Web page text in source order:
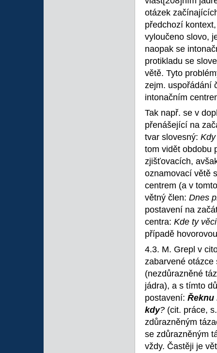
otázek
předchozí
vyloučeno slovo,
naopak se
protikladu se
větě. Tyto
zejm. uspořádání
intonačním
Tak např. se v
přenášející na
tvar slovesný:
tom vidět obdobu
zjišťovacích,
oznamovací větě
centrem (a v
větný člen: Dnes
postavení na
centra: Kde ty
případě
4.3. M. Grepl v
zabarvené otázce
(nezdůrazněné
jádra), a s tímto
postavení: Řeknu
kdy? (cit. práce,
zdůrazněným
se zdůrazněným
vždy. Častěji je